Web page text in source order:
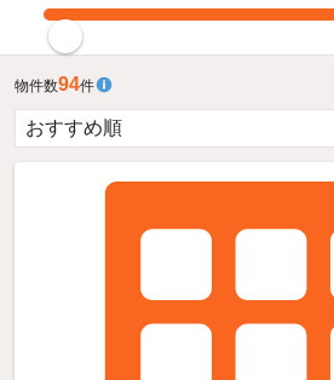
物件数94件